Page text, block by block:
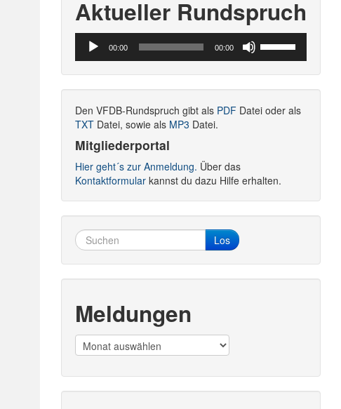
Aktueller Rundspruch
Audio-
Player
00:00 00:00
Hoch/Runter
Lautstärke
Den VFDB-Rundspruch gibt als PDF Datei oder als
TXT Datei, sowie als MP3 Datei.
Mitgliederportal
Hier geht´s zur Anmeldung. Über das
Kontaktformular kannst du dazu Hilfe erhalten.
Los
Meldungen
Meldungen